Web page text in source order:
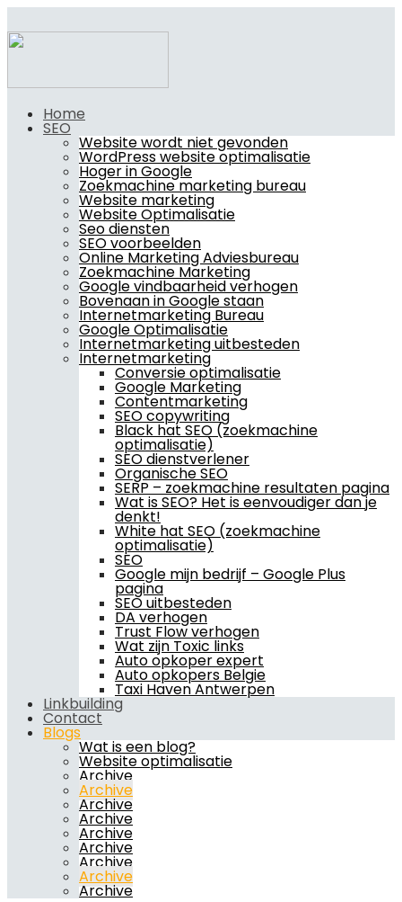
Home
SEO
Website wordt niet gevonden
WordPress website optimalisatie
Hoger in Google
Zoekmachine marketing bureau
Website marketing
Website Optimalisatie
Seo diensten
SEO voorbeelden
Online Marketing Adviesbureau
Zoekmachine Marketing
Google vindbaarheid verhogen
Bovenaan in Google staan
Internetmarketing Bureau
Google Optimalisatie
Internetmarketing uitbesteden
Internetmarketing
Conversie optimalisatie
Google Marketing
Contentmarketing
SEO copywriting
Black hat SEO (zoekmachine
optimalisatie)
SEO dienstverlener
Organische SEO
SERP – zoekmachine resultaten pagina
Wat is SEO? Het is eenvoudiger dan je
denkt!
White hat SEO (zoekmachine
optimalisatie)
SEO
Google mijn bedrijf – Google Plus
pagina
SEO uitbesteden
DA verhogen
Trust Flow verhogen
Wat zijn Toxic links
Auto opkoper expert
Auto opkopers Belgie
Taxi Haven Antwerpen
Linkbuilding
Contact
Blogs
Wat is een blog?
Website optimalisatie
Archive
Archive
Archive
Archive
Archive
Archive
Archive
Archive
Archive